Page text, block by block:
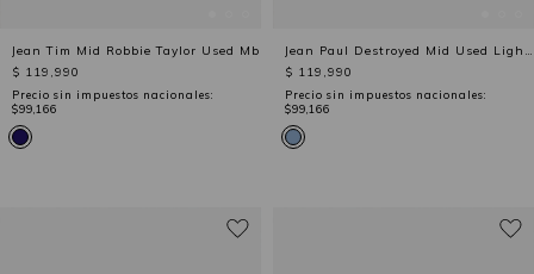
Jean Tim Mid Robbie Taylor Used Mb
$ 119,990
Precio sin impuestos nacionales:
$99,166
$ 119,990
Precio sin impuestos nacionales:
$99,166